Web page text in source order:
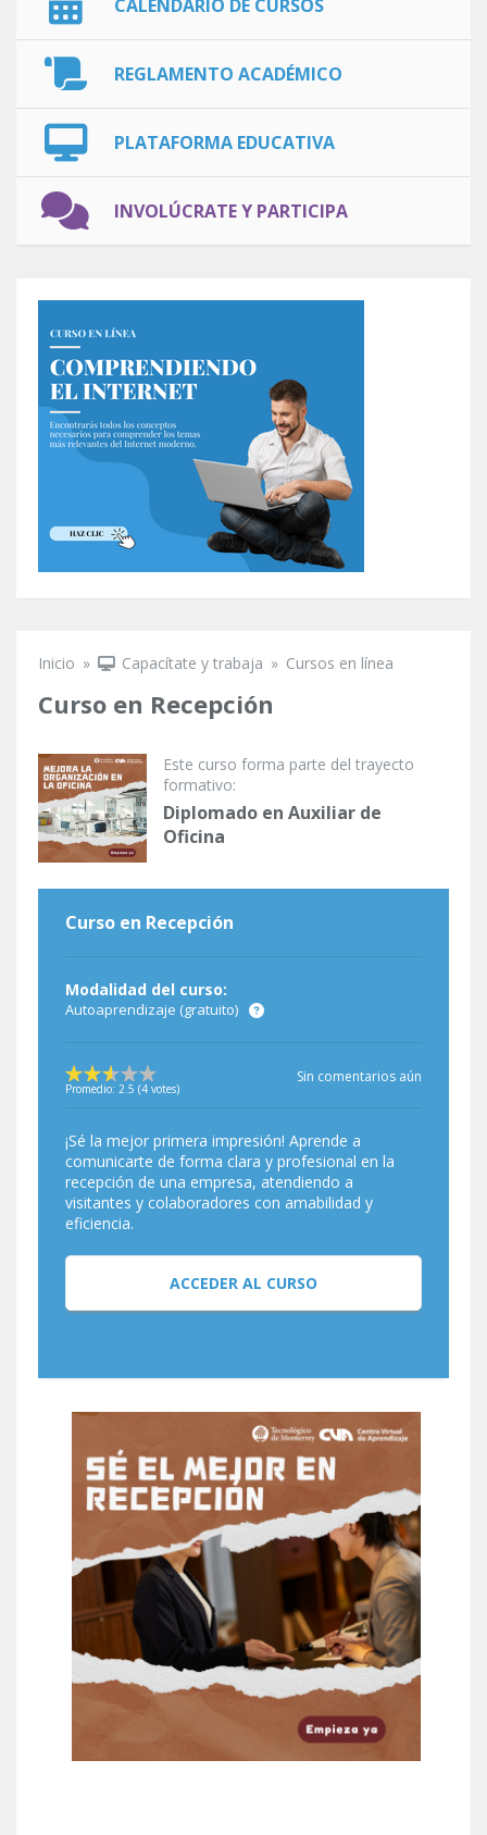
CALENDARIO DE CURSOS
REGLAMENTO ACADÉMICO
PLATAFORMA EDUCATIVA
INVOLÚCRATE Y PARTICIPA
Inicio » Capacítate y trabaja » Cursos en línea
Curso en Recepción
Este curso forma parte del trayecto
formativo:
Diplomado en Auxiliar de
Oficina
Curso en Recepción
Modalidad del curso:
Autoaprendizaje (gratuito)
Promedio: 2.5 (4 votes)
Sin comentarios aún
¡Sé la mejor primera impresión! Aprende a
comunicarte de forma clara y profesional en la
recepción de una empresa, atendiendo a
visitantes y colaboradores con amabilidad y
eficiencia.
ACCEDER AL CURSO